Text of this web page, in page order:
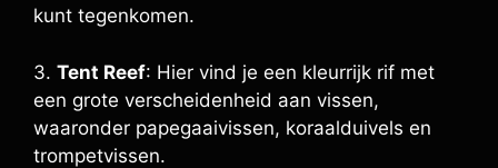
kunt tegenkomen.
3. Tent Reef: Hier vind je een kleurrijk rif met
een grote verscheidenheid aan vissen,
waaronder papegaaivissen, koraalduivels en
trompetvissen.